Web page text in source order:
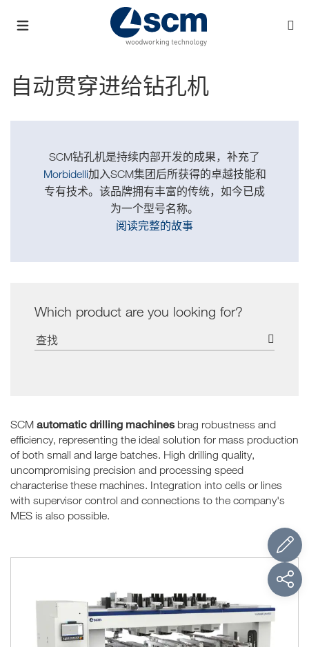
自动贯穿进给钻孔机
SCM钻孔机是持续内部开发的成果，补充了
Morbidelli加入SCM集团后所获得的卓越技能和
专有技术。该品牌拥有丰富的传统，如今已成
为一个型号名称。
阅读完整的故事
Which product are you looking for?
SCM automatic drilling machinesbrag robustness and
efficiency, representing the ideal solution for mass production
of both small and large batches. High drilling quality,
uncompromising precision and processing speed
characterise these machines. Integration into cells or lines
with supervisor control and connections to the company's
MES is also possible.